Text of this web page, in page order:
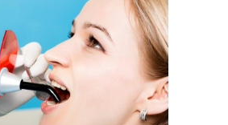
Top Health
Dentist